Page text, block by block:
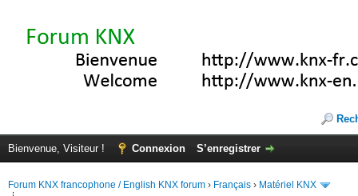
Bienvenue, Visiteur ! Connexion S’enregistrer
Forum KNX francophone / English KNX forum › Français › Matériel KNX